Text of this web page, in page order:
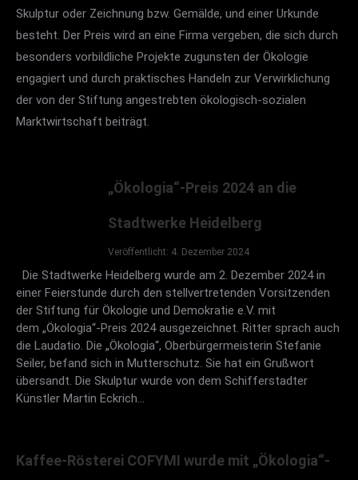
Im Rahmen der Jubiläumsveranstaltung der
Stiftung für Ökologie und Demokratie e.V. am 17.
März 2012 im Kommunikationszentrum der VR-
Bank Südpfalz in Rülzheim verlieh die Stiftung Prof.
Dr. Dr. Franz-Josef Radermacher in Würdigung
seiner Verdienste um die Global Marshall Plan-
Initiative und eine weltweite ökosoziale
Marktwirtschaft den „Goldenen Baum“.
Stiftungsvorsitzender Hans-Joachim Ritter
Preisträgers. Die Feier wurde musikalisch durch das
Haydn-Quartett Saarbrücken umrahmt.
Skulptur oder Zeichnung bzw. Gemälde, und einer Urkunde
besteht. Der Preis wird an eine Firma vergeben, die sich durch
besonders vorbildliche Projekte zugunsten der Ökologie
engagiert und durch praktisches Handeln zur Verwirklichung
der von der Stiftung angestrebten ökologisch-sozialen
Marktwirtschaft beiträgt.
„Ökologia“-Preis 2024 an die
Stadtwerke Heidelberg
Veröffentlicht: 4. Dezember 2024
Die Stadtwerke Heidelberg wurde am 2. Dezember 2024 in
einer Feierstunde durch den stellvertretenden Vorsitzenden
der Stiftung für Ökologie und Demokratie e.V. mit
dem „Ökologia“-Preis 2024 ausgezeichnet. Ritter sprach auch
die Laudatio. Die „Ökologia“, Oberbürgermeisterin Stefanie
Seiler, befand sich in Mutterschutz. Sie hat ein Grußwort
übersandt. Die Skulptur wurde von dem Schifferstadter
Künstler Martin Eckrich…
Kaffee-Rösterei COFYMI wurde mit „Ökologia“-